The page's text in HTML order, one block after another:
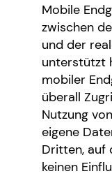
Mobile
zwischen
und der
unterstützt
mobiler
überall
Nutzung
eigene
Dritten, auf
keinen